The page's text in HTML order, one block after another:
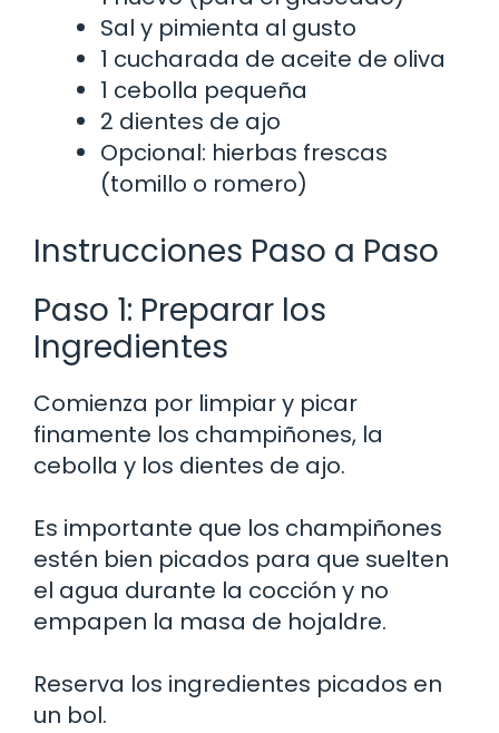
Sal y pimienta al gusto
1 cucharada de aceite de oliva
1 cebolla pequeña
2 dientes de ajo
Opcional: hierbas frescas
(tomillo o romero)
Instrucciones Paso a Paso
Paso 1: Preparar los
Ingredientes
Comienza por limpiar y picar
finamente los champiñones, la
cebolla y los dientes de ajo.
Es importante que los champiñones
estén bien picados para que suelten
el agua durante la cocción y no
empapen la masa de hojaldre.
Reserva los ingredientes picados en
un bol.